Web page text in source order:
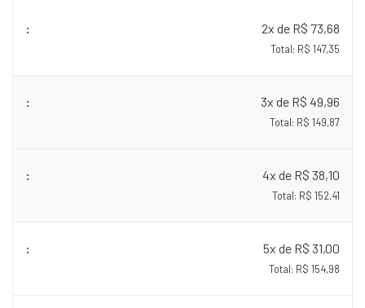
2x de R$ 73,68
Total: R$ 147,35
3x de R$ 49,96
Total: R$ 149,87
4x de R$ 38,10
Total: R$ 152,41
5x de R$ 31,00
Total: R$ 154,98